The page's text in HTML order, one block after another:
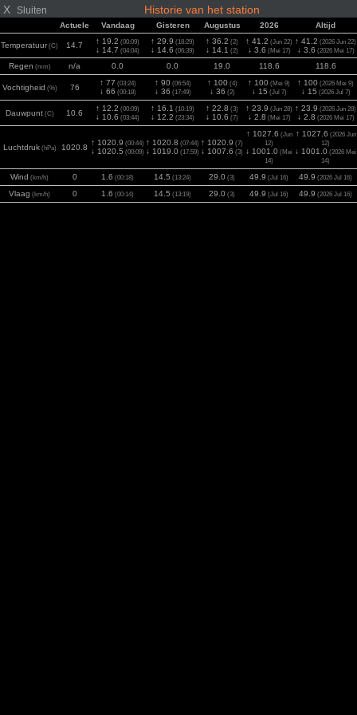
X Sluiten Historie van het station
Actuele Vandaag Gisteren Augustus 2026 Altijd
Temperatuur (C) 14.7 ↑ 19.2 (00:09)
↓ 14.7 (04:04)
↑ 29.9 (18:29)
↓ 14.6 (06:39)
↑ 36.2 (2)
↓ 14.1 (2)
↑ 41.2 (Jun 22)
↓ 3.6 (Mei 17)
↑ 41.2 (2026 Jun 22)
↓ 3.6 (2026 Mei 17)
Regen (mm) n/a 0.0 0.0 19.0 118.6 118.6
Vochtigheid (%) 76
↑ 77 (03:24)
↓ 66 (00:18)
↑ 90(06:54)
↓ 36 (17:49)
↑ 100(4)
↓ 36 (2)
↑ 100 (Mei 9)
↓ 15 (Jul 7)
↑ 100 (2026 Mei 9)
↓ 15 (2026 Jul 7)
Dauwpunt(C) 10.6
↑ 12.2 (00:09)
↓ 10.6 (03:44)
↑ 16.1 (10:19)
↓ 12.2 (23:34)
↑ 22.8 (3)
↓ 10.6 (7)
↑ 23.9 (Jun 28)
↓ 2.8 (Mei 17)
↑ 23.9 (2026 Jun 28)
↓ 2.8 (2026 Mei 17)
Luchtdruk(hPa) 1020.8
↑ 1020.9 (00:44)
↓ 1020.5 (00:09)
↑ 1020.8 (07:44)
↓ 1019.0 (17:59)
↑ 1020.9 (7)
↓ 1007.6 (3)
↑ 1027.6 (Jun
12)
↓ 1001.0 (Mei
14)
↑ 1027.6 (2026 Jun
12)
↓ 1001.0 (2026 Mei
14)
Wind (km/h) 0 1.6 (00:18) 14.5 (13:24) 29.0 (3) 49.9 (Jul 16) 49.9 (2026 Jul 16)
Vlaag (km/h) 0 1.6 (00:14) 14.5 (13:19) 29.0 (3) 49.9 (Jul 16) 49.9 (2026 Jul 16)